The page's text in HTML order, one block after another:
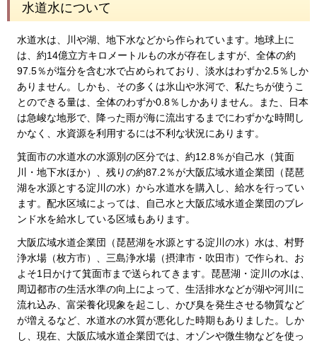
水道水について
水道水は、川や湖、地下水などから作られています。地球上に
は、約14億立方キロメートルもの水が存在しますが、全体の約
97.5％が塩分を含む水で占められており、淡水はわずか2.5％しか
ありません。しかも、その多くは氷山や氷河で、私たちが使うこ
とのできる量は、全体のわずか0.8％しかありません。また、日本
は急峻な地形で、降った雨が海に流出するまでにわずかな時間し
かなく、水資源を利用するには不利な状況にあります。
箕面市の水道水の水源別の区分では、約12.8％が自己水（箕面
川・地下水ほか）、残りの約87.2％が大阪広域水道企業団（琵琶
湖を水源とする淀川の水）から水道水を購入し、給水を行ってい
ます。配水区域によっては、自己水と大阪広域水道企業団のブレ
ンド水を給水している区域もあります。
大阪広域水道企業団（琵琶湖を水源とする淀川の水）水は、村野
浄水場（枚方市）、三島浄水場（摂津市・吹田市）で作られ、お
よそ1日かけて箕面市まで送られてきます。琵琶湖・淀川の水は、
周辺都市の生活水準の向上によって、生活排水などが湖や河川に
流れ込み、富栄養化現象を起こし、かび臭を発生させる物質など
が増えるなど、水道水の水質が悪化した時期もありました。しか
し、現在、大阪広域水道企業団では、オゾンや微生物などを使っ